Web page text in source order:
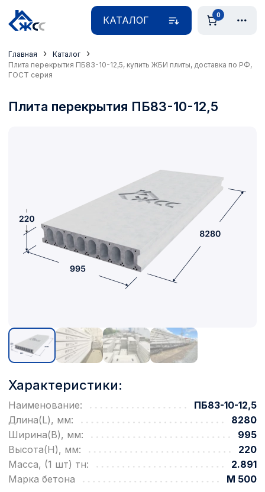
КАТАЛОГ 0
Главная › Каталог ›
Плита перекрытия ПБ83-10-12,5, купить ЖБИ плиты, доставка по РФ,
ГОСТ серия
Плита перекрытия ПБ83-10-12,5
Характеристики:
Наименование:
ПБ83-10-12,5
Длина(L), мм:
8280
Ширина(B), мм:
995
Высота(H), мм:
220
Масса, (1 шт) тн:
2.891
Марка бетона
М 500